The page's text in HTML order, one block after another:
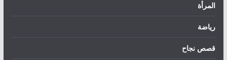
المرأة
رياضة
قصص نجاح